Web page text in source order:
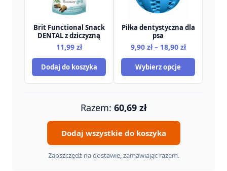
Brit Functional Snack
DENTAL z dziczyzną
11,99 zł
Dodaj do koszyka
Piłka dentystyczna dla
psa
9,90 zł – 18,90 złZakres
cen:
9,90 zł
Wybierz opcje
Razem: 60,69 zł
Dodaj wszystkie do koszyka
Zaoszczędź na dostawie, zamawiając razem.